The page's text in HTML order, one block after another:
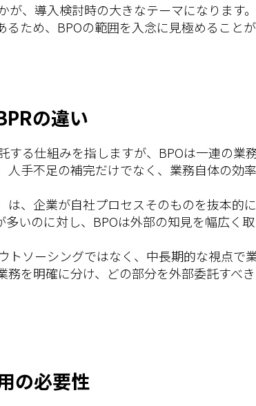
、導入検討時の大きなテーマになります
ため、BPOの範囲を入念に見極めることが
の違い
る仕組みを指しますが、BPOは一連の業
手不足の補完だけでなく、業務自体の効
、企業が自社プロセスそのものを抜本的
いのに対し、BPOは外部の知見を幅広く
トソーシングではなく、中長期的な視点で
を明確に分け、どの部分を外部委託すべ
の必要性